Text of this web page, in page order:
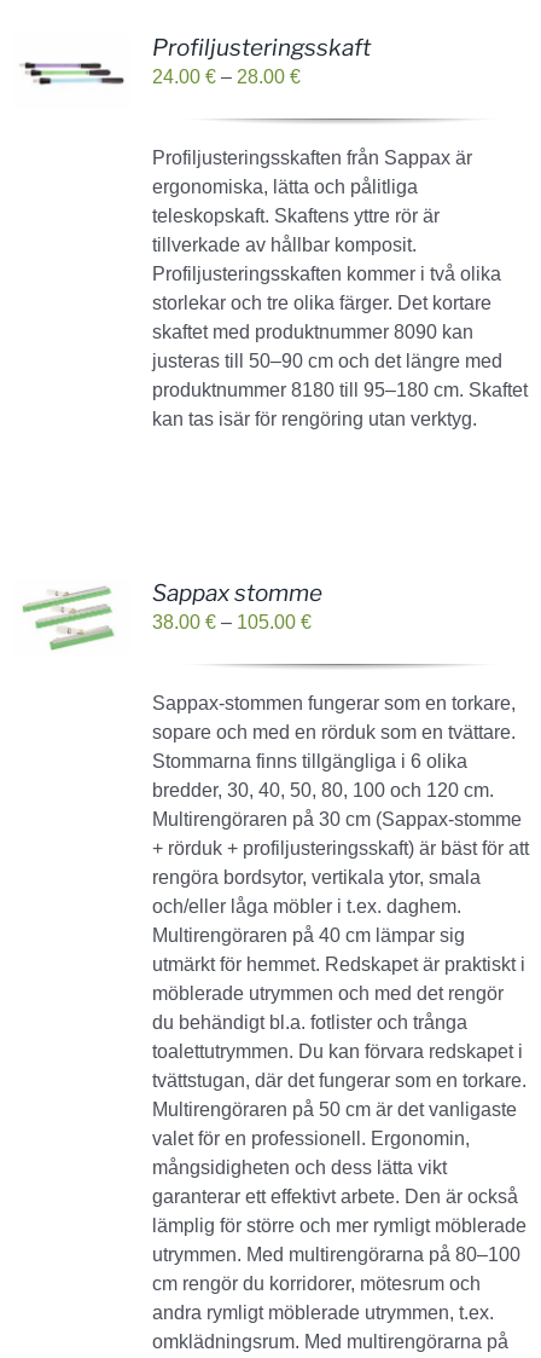
Profiljusteringsskaft
24.00 € – 28.00 €Prisintervall:
28.00 €
Profiljusteringsskaften från Sappax är
ergonomiska, lätta och pålitliga
teleskopskaft. Skaftens yttre rör är
tillverkade av hållbar komposit.
Profiljusteringsskaften kommer i två olika
storlekar och tre olika färger. Det kortare
skaftet med produktnummer 8090 kan
justeras till 50–90 cm och det längre med
produktnummer 8180 till 95–180 cm. Skaftet
kan tas isär för rengöring utan verktyg.
Sappax stomme
38.00 € – 105.00 €Prisintervall:
105.00 €
Sappax-stommen fungerar som en torkare,
sopare och med en rörduk som en tvättare.
Stommarna finns tillgängliga i 6 olika
bredder, 30, 40, 50, 80, 100 och 120 cm.
Multirengöraren på 30 cm (Sappax-stomme
+ rörduk + profiljusteringsskaft) är bäst för att
rengöra bordsytor, vertikala ytor, smala
och/eller låga möbler i t.ex. daghem.
Multirengöraren på 40 cm lämpar sig
utmärkt för hemmet. Redskapet är praktiskt i
möblerade utrymmen och med det rengör
du behändigt bl.a. fotlister och trånga
toalettutrymmen. Du kan förvara redskapet i
tvättstugan, där det fungerar som en torkare.
Multirengöraren på 50 cm är det vanligaste
valet för en professionell. Ergonomin,
mångsidigheten och dess lätta vikt
garanterar ett effektivt arbete. Den är också
lämplig för större och mer rymligt möblerade
utrymmen. Med multirengörarna på 80–100
cm rengör du korridorer, mötesrum och
andra rymligt möblerade utrymmen, t.ex.
omklädningsrum. Med multirengörarna på